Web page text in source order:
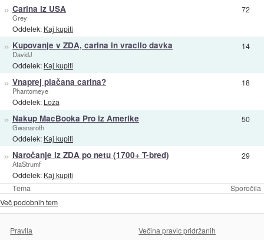
Tema Sporočila
» Carina iz USA
Grey
Oddelek: Kaj kupiti
72
» Kupovanje v ZDA, carina in vracilo davka
DavidJ
Oddelek: Kaj kupiti
14
» Vnaprej plačana carina?
Phantomeye
Oddelek: Loža
18
» Nakup MacBooka Pro iz Amerike
Gwanaroth
Oddelek: Kaj kupiti
50
» Naročanje iz ZDA po netu (1700+ T-bred)
AtaStrumf
Oddelek: Kaj kupiti
29
Več podobnih tem
Pravila Večina pravic pridržanih